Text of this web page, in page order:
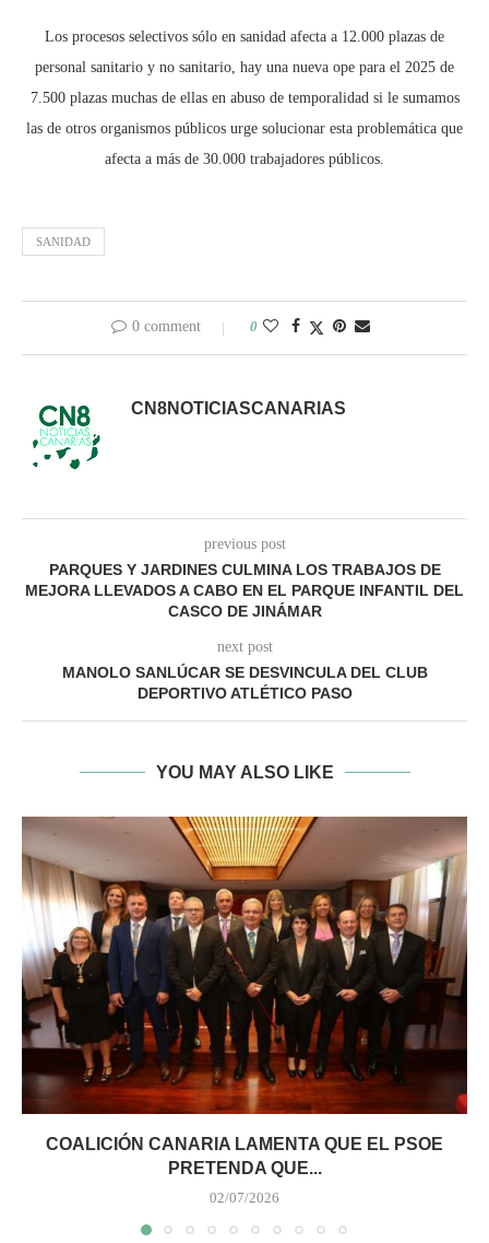
Los procesos selectivos sólo en sanidad afecta a 12.000 plazas de
personal sanitario y no sanitario, hay una nueva ope para el 2025 de
7.500 plazas muchas de ellas en abuso de temporalidad si le sumamos
las de otros organismos públicos urge solucionar esta problemática que
afecta a más de 30.000 trabajadores públicos.
SANIDAD
0 comment 0
CN8NOTICIASCANARIAS
previous post
PARQUES Y JARDINES CULMINA LOS TRABAJOS DE
MEJORA LLEVADOS A CABO EN EL PARQUE INFANTIL DEL
CASCO DE JINÁMAR
next post
MANOLO SANLÚCAR SE DESVINCULA DEL CLUB
DEPORTIVO ATLÉTICO PASO
YOU MAY ALSO LIKE
COALICIÓN CANARIA LAMENTA QUE EL PSOE
PRETENDA QUE...
02/07/2026